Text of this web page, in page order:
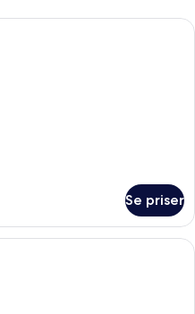
Et hotelværelse med to senge, en
Se priser
Et hotelværelse med en stor seng,